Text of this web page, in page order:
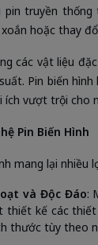
pin truyền
hoặc thay
các vật liệu
Pin biến
ích vượt trội cho
Pin Biến Hình
mang lại nhiều
và Độc Đáo:
thiết kế các
thước tùy theo